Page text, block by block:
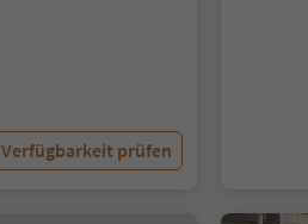
Verfügbarkeit prüfen